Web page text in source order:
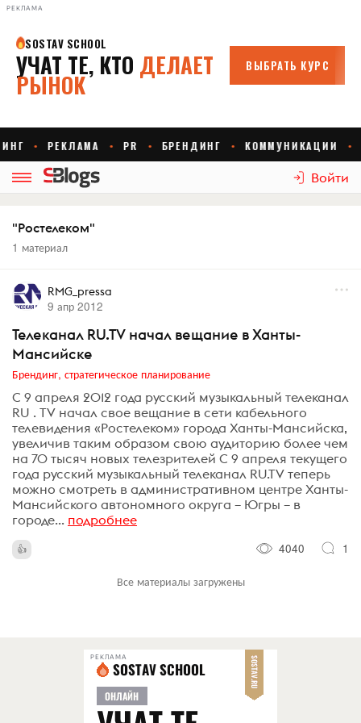
РЕКЛАМА
Войти
"Ростелеком"
1 материал
RMG_pressa
9 апр 2012
Телеканал RU.TV начал вещание в Ханты-
Мансийске
Брендинг, стратегическое планирование
С 9 апреля 2012 года русский музыкальный телеканал
RU . TV начал свое вещание в сети кабельного
телевидения «Ростелеком» города Ханты-Мансийска,
увеличив таким образом свою аудиторию более чем
на 70 тысяч новых телезрителей С 9 апреля текущего
года русский музыкальный телеканал RU.TV теперь
можно смотреть в административном центре Ханты-
Мансийского автономного округа – Югры – в
городе... подробнее
4040
1
Все материалы загружены
РЕКЛАМА